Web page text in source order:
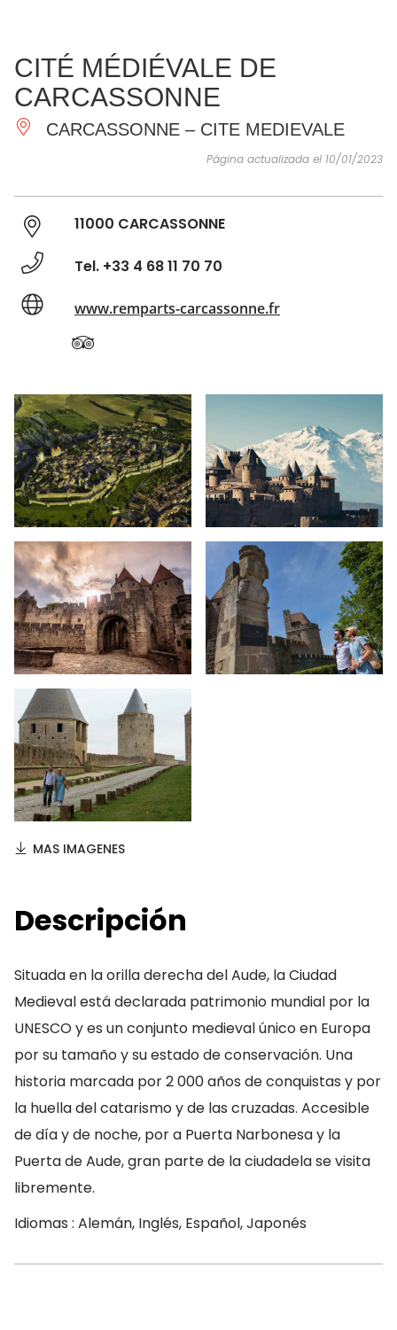
IMPRESCINDIBLES
HACER
INSPIRACIONES
CITÉ MÉDIÉVALE DE
CARCASSONNE
CARCASSONNE – CITE MEDIEVALE
Página actualizada el 10/01/2023
11000 CARCASSONNE
Tel. +33 4 68 11 70 70
www.remparts-carcassonne.fr
MAS IMAGENES
Descripción
Situada en la orilla derecha del Aude, la Ciudad
Medieval está declarada patrimonio mundial por la
UNESCO y es un conjunto medieval único en Europa
por su tamaño y su estado de conservación. Una
historia marcada por 2 000 años de conquistas y por
la huella del catarismo y de las cruzadas. Accesible
de día y de noche, por a Puerta Narbonesa y la
Puerta de Aude, gran parte de la ciudadela se visita
libremente.
Idiomas : Alemán, Inglés, Español, Japonés